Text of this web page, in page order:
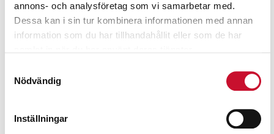
annons- och analysföretag som vi samarbetar med.
Dessa kan i sin tur kombinera informationen med annan
information som du har tillhandahållit eller som de har
Nödvändig
Inställningar